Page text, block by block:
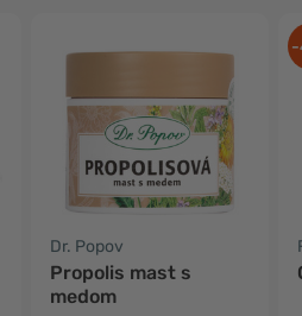
Dr. Popov
Propolis mast s
medom
-